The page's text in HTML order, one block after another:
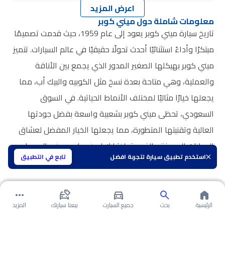
استخدم تطبيق سيارة لتجربة افضل تابع في التطبيق
اعرض المزيد
معلومات شاملة حول ميني كوبر
تاريخ سيارة ميني كوبر يعود إلى عام 1959، حيث قدمت تصميمًا
مبتكرًا وأداءً استثنائيًا أحدث تحولًا حقيقيًا في عالم السيارات. تتميز
ميني كوبر بهيكلها الصغير المدور الذي يجمع بين الأناقة
والعملية، وهي متاحة بعدة نسخ مثل الكوبيه والبيك أب، مما
يجعلها خيارًا مثاليًا لمختلف الأنماط الحياتية. في السوق
السعودي، تحظى ميني كوبر بشعبية واسعة بفضل جودتها
العالية وتقنيتها المتطورة، مما يجعلها الخيار المفضل لعشاق
السيارات المميزة والفريدة. اختيارك لميني كوبر يعني الحصول
على تجربة قيادة استثنائية تلبي متطلبات الحياة العصريّة.
الرئيسية بحث جميع السيارت بيعنا سيارتك المزيد